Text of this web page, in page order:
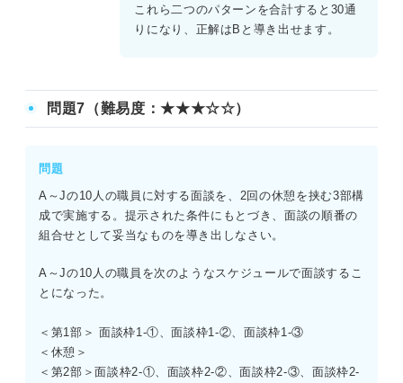
これら二つのパターンを合計すると30通
りになり、正解はBと導き出せます。
問題7（難易度：★★★☆☆）
問題
A～Jの10人の職員に対する面談を、2回の休憩を挟む3部構
成で実施する。提示された条件にもとづき、面談の順番の
組合せとして妥当なものを導き出しなさい。
A～Jの10人の職員を次のようなスケジュールで面談するこ
とになった。
＜第1部＞ 面談枠1-①、面談枠1-②、面談枠1-③
＜休憩＞
＜第2部＞面談枠2-①、面談枠2-②、面談枠2-③、面談枠2-